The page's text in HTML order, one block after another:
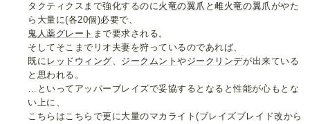
タクティクスまで強化するのに火竜の翼爪 と雌火竜の翼爪がやた
ら大量に(各20個)必要で、
鬼人薬グレート まで要求される。
そしてそこまでリオ夫妻を狩っているのであれば、
既に レッドウィング、 ジークムントやジークリンデが出来ている
と思われる。
…といってアッパーブレイズで妥協するとなると性能が心もとな
い上に、
こちらはこちらで更に大量のマカライト(ブレイズブレイド改から